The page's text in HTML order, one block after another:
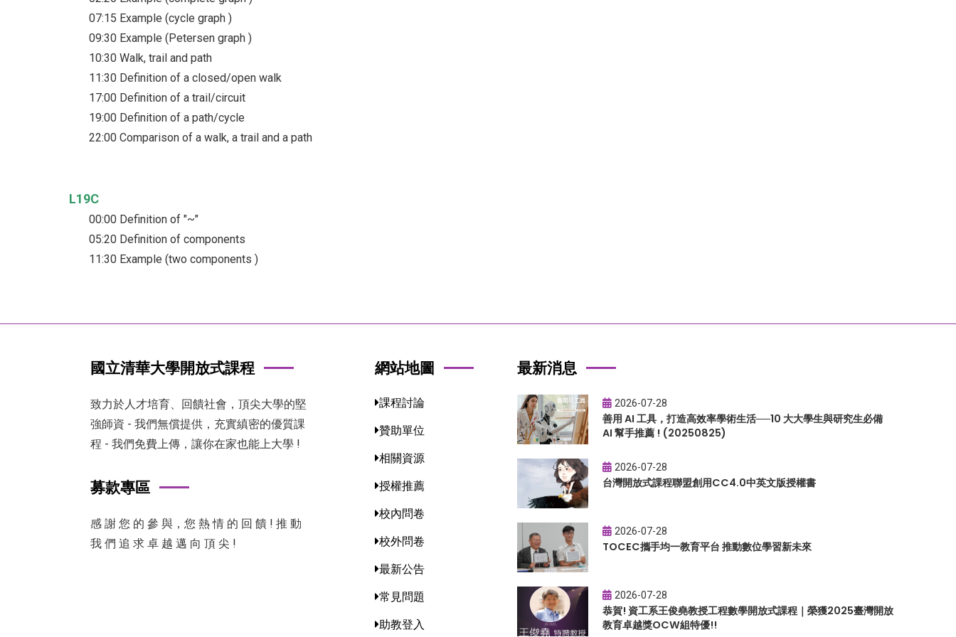
07:15 Example (cycle graph )
09:30 Example (Petersen graph )
10:30 Walk, trail and path
11:30 Definition of a closed/open walk
17:00 Definition of a trail/circuit
19:00 Definition of a path/cycle
22:00 Comparison of a walk, a trail and a path
L19C
00:00 Definition of "~"
05:20 Definition of components
11:30 Example (two components )
國立清華大學開放式課程
致力於人才培育、回饋社會，頂尖大學的堅
強師資 - 我們無償提供，充實縝密的優質課
程 - 我們免費上傳，讓你在家也能上大學 !
募款專區
感 謝 您 的 參 與，您 熱 情 的 回 饋 ! 推 動
我 們 追 求 卓 越 邁 向 頂 尖 !
網站地圖
課程討論
贊助單位
相關資源
授權推薦
校內問卷
校外問卷
最新公告
常見問題
助教登入
最新消息
2026-07-28
善用 AI 工具，打造高效率學術生活──10 大大學生與研究生必備
AI 幫手推薦 ! (20250825)
2026-07-28
台灣開放式課程聯盟創用CC4.0中英文版授權書
2026-07-28
TOCEC攜手均一教育平台 推動數位學習新未來
2026-07-28
恭賀! 資工系王俊堯教授工程數學開放式課程｜榮獲2025臺灣開放
教育卓越獎OCW組特優!!